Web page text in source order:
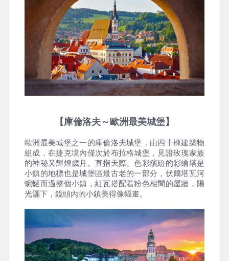
【庫倫洛夫～歐洲最美城堡】
歐洲最美城堡之一的庫倫洛夫城堡，由四十棟建築物
組成，在捷克境內僅次於布拉格城堡，見證玫瑰家族
的神秘又輝煌歲月。直指天際、色彩繽紛的彩繪塔是
小鎮的地標也是城堡區最古老的一部分，伏爾塔瓦河
蜿蜒而過整個小鎮，紅瓦搭配着粉色相間的屋牆，陽
光灑下，鏡頭內的小鎮美得像幅畫。